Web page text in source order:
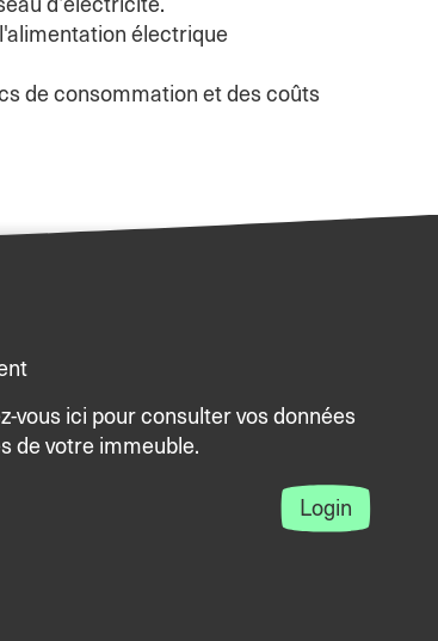
d’électricité.
électrique
de consommation et des coûts
vous ici pour consulter vos données
de votre immeuble.
Login